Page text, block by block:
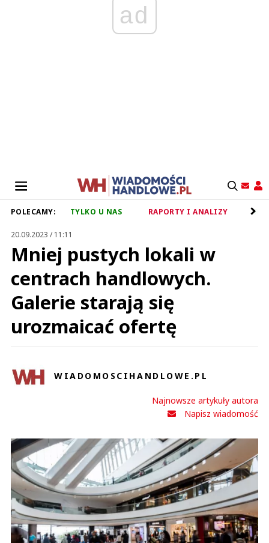
ad
POLECAMY: TYLKO U NAS RAPORTY I ANALIZY
20.09.2023 / 11:11
Mniej pustych lokali w
centrach handlowych.
Galerie starają się
urozmaicać ofertę
WIADOMOSCIHANDLOWE.PL
Najnowsze artykuły autora
Napisz wiadomość